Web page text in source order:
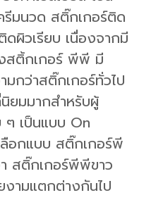
มนวด สติ๊กเกอร์ติด
ดผิวเรียบ เนื่องจากมี
สติ้กเกอร์ พีพี มี
มกว่าสติ๊กเกอร์ทั่วไป
ยมมากสำหรับผู้
เป็นแบบ On
ลือกแบบ สติ๊กเกอร์พี
สติ๊กเกอร์พีพีขาว
ามแตกต่างกันไป